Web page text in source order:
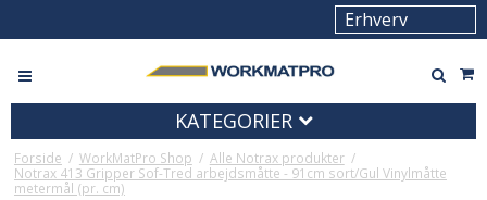
KATEGORIER
Forside / WorkMatPro Shop / Alle Notrax produkter /
Notrax 413 Gripper Sof-Tred arbejdsmåtte - 91cm sort/Gul Vinylmåtte
metermål (pr. cm)